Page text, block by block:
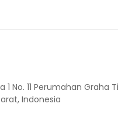
1 No. 11 Perumahan Graha
Indonesia